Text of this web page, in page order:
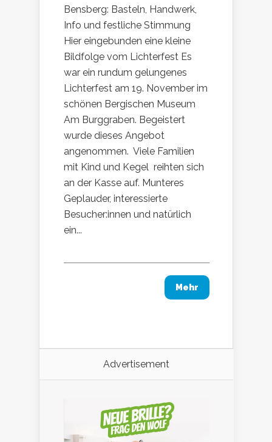
Bensberg: Basteln, Handwerk,
Info und festliche Stimmung
Hier eingebunden eine kleine
Bildfolge vom Lichterfest Es
war ein rundum gelungenes
Lichterfest am 19. November im
schönen Bergischen Museum
Am Burggraben. Begeistert
wurde dieses Angebot
angenommen. Viele Familien
mit Kind und Kegel reihten sich
an der Kasse auf. Munteres
Geplauder, interessierte
Besucher:innen und natürlich
ein...
Mehr
Advertisement